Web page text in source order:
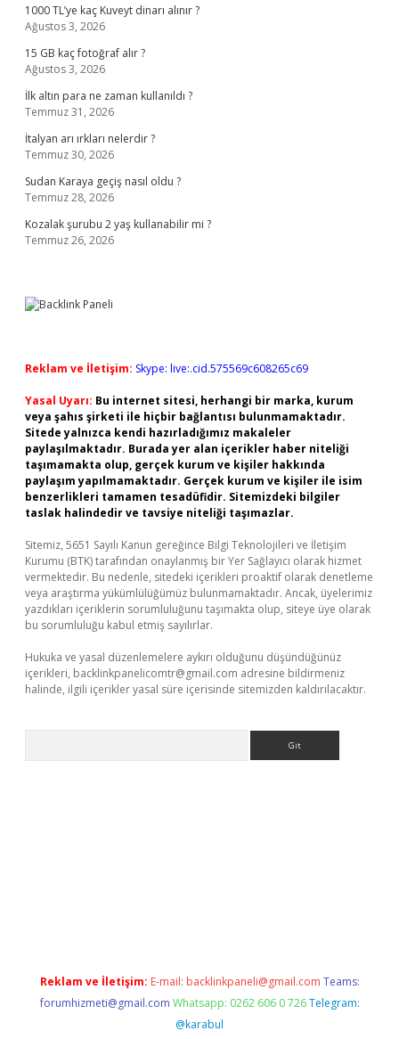
1000 TL’ye kaç Kuveyt dinarı alınır ?
Ağustos 3, 2026
15 GB kaç fotoğraf alır ?
Ağustos 3, 2026
İlk altın para ne zaman kullanıldı ?
Temmuz 31, 2026
İtalyan arı ırkları nelerdir ?
Temmuz 30, 2026
Sudan Karaya geçiş nasıl oldu ?
Temmuz 28, 2026
Kozalak şurubu 2 yaş kullanabilir mi ?
Temmuz 26, 2026
Reklam ve İletişim: Skype: live:.cid.575569c608265c69
Yasal Uyarı: Bu internet sitesi, herhangi bir marka, kurum
veya şahıs şirketi ile hiçbir bağlantısı bulunmamaktadır.
Sitede yalnızca kendi hazırladığımız makaleler
paylaşılmaktadır. Burada yer alan içerikler haber niteliği
taşımamakta olup, gerçek kurum ve kişiler hakkında
paylaşım yapılmamaktadır. Gerçek kurum ve kişiler ile isim
benzerlikleri tamamen tesadüfidir. Sitemizdeki bilgiler
taslak halindedir ve tavsiye niteliği taşımazlar.
Sitemiz, 5651 Sayılı Kanun gereğince Bilgi Teknolojileri ve İletişim
Kurumu (BTK) tarafından onaylanmış bir Yer Sağlayıcı olarak hizmet
vermektedir. Bu nedenle, sitedeki içerikleri proaktif olarak denetleme
veya araştırma yükümlülüğümüz bulunmamaktadır. Ancak, üyelerimiz
yazdıkları içeriklerin sorumluluğunu taşımakta olup, siteye üye olarak
bu sorumluluğu kabul etmiş sayılırlar.
Hukuka ve yasal düzenlemelere aykırı olduğunu düşündüğünüz
içerikleri, backlinkpanelicomtr@gmail.com adresine bildirmeniz
halinde, ilgili içerikler yasal süre içerisinde sitemizden kaldırılacaktır.
Reklam ve İletişim: E-mail: backlinkpaneli@gmail.com Teams:
forumhizmeti@gmail.com Whatsapp: 0262 606 0 726 Telegram:
@karabul